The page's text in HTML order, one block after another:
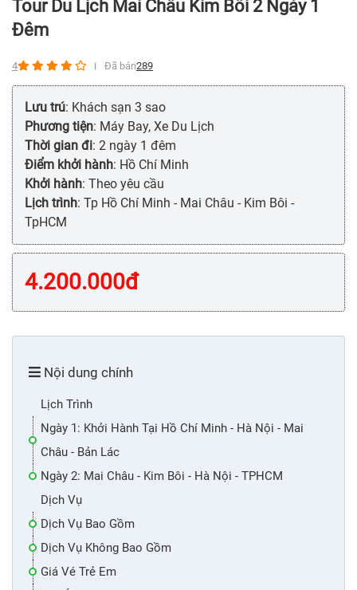
Tour Du Lịch Mai Châu Kim Bôi 2 Ngày 1
Đêm
4 Đã bán289
Lưu trú: Khách sạn 3 sao
Phương tiện: Máy Bay, Xe Du Lịch
Thời gian đi: 2 ngày 1 đêm
Điểm khởi hành: Hồ Chí Minh
Khởi hành: Theo yêu cầu
Lịch trình: Tp Hồ Chí Minh - Mai Châu - Kim Bôi -
TpHCM
4.200.000đ
Nội dung chính
Lịch Trình
Ngày 1: Khởi Hành Tại Hồ Chí Minh - Hà Nội - Mai
Châu - Bản Lác
Ngày 2: Mai Châu - Kim Bôi - Hà Nội - TPHCM
Dịch Vụ
Dịch Vụ Bao Gồm
Dịch Vụ Không Bao Gồm
Giá Vé Trẻ Em